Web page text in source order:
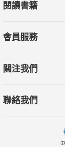
閱讀書籍
會員服務
關注我們
聯絡我們